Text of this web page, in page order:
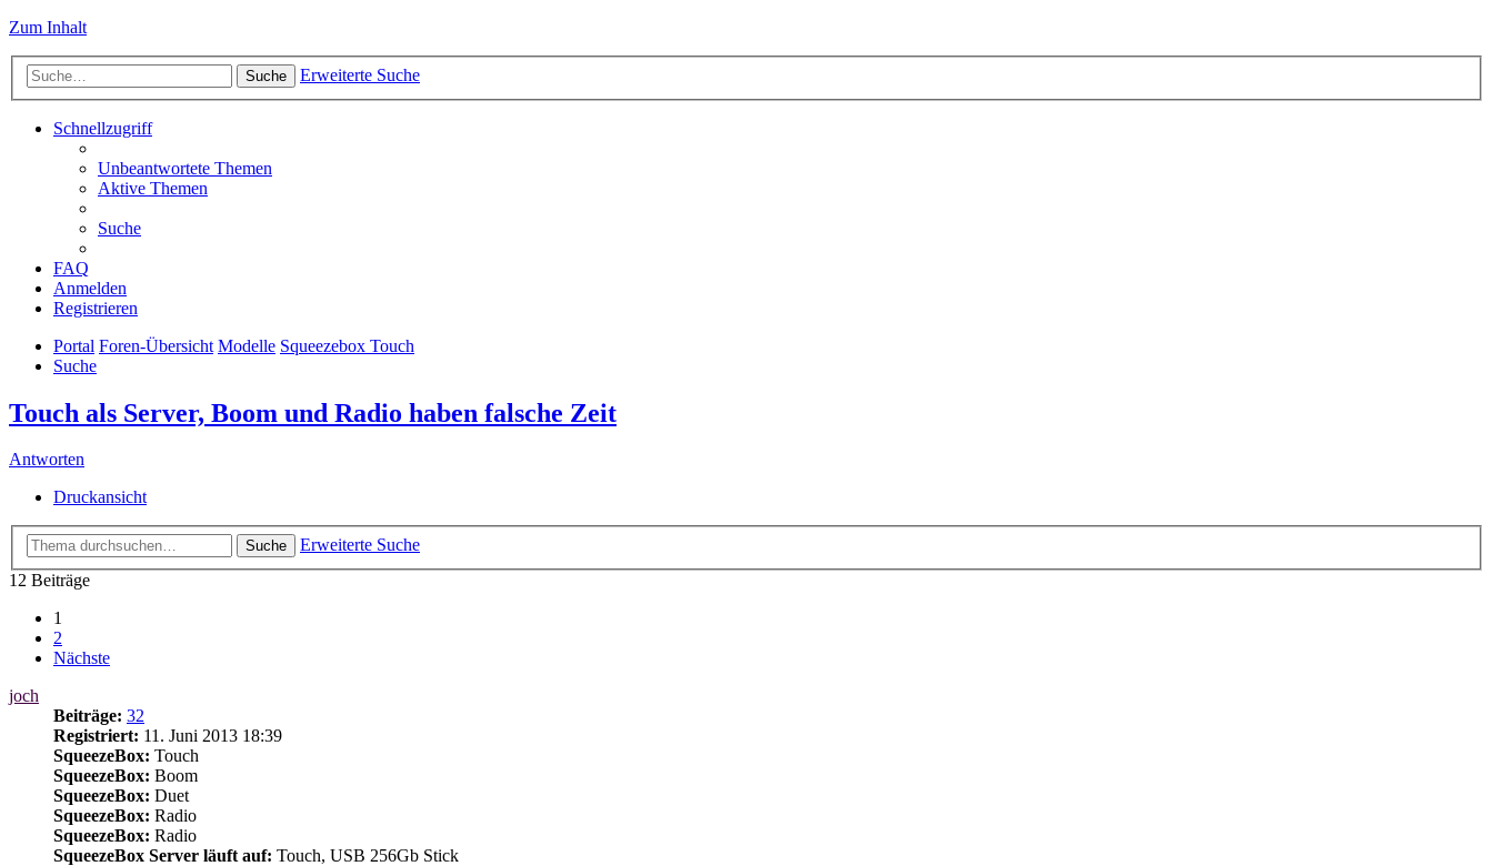
Zum Inhalt
Suche Erweiterte Suche
Schnellzugriff
Unbeantwortete Themen
Aktive Themen
Suche
FAQ
Anmelden
Registrieren
Portal Foren-Übersicht Modelle Squeezebox Touch
Suche
Touch als Server, Boom und Radio haben falsche Zeit
Antworten
Druckansicht
Suche
Erweiterte Suche
12 Beiträge
1
2
Nächste
joch
Beiträge: 32
Registriert: 11. Juni 2013 18:39
SqueezeBox: Touch
SqueezeBox: Boom
SqueezeBox: Duet
SqueezeBox: Radio
SqueezeBox: Radio
SqueezeBox Server läuft auf: Touch, USB 256Gb Stick